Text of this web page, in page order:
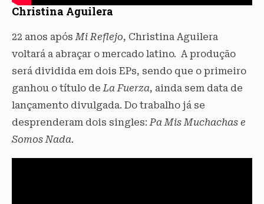
Christina Aguilera
22 anos após Mi Reflejo, Christina Aguilera
voltará a abraçar o mercado latino. A produção
será dividida em dois EPs, sendo que o primeiro
ganhou o título deLa Fuerza, ainda sem data de
lançamento divulgada. Do trabalho já se
desprenderam dois singles:Pa Mis Muchachas e
Somos Nada.